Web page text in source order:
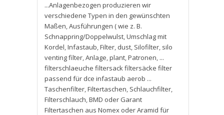
...Anlagenbezogen produzieren wir
verschiedene Typen in den gewünschten
Maßen,Ausführungen ( wie z. B.
Schnappring/Doppelwulst,Umschlag mit
Kordel,Infastaub,Filter, dust, Silofilter, silo
venting filter,Anlage,plant,Patronen, ...
filterschlaeuche filtersack filtersäcke filter
passend für dce infastaub aerob ...
Taschenfilter,Filtertaschen, Schlauchfilter,
Filterschlauch,BMD oder Garant
Filtertaschen aus Nomex oder Aramid für